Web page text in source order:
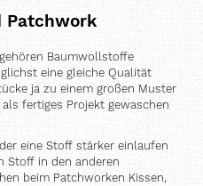
Patchwork
Baumwollstoffe
eine gleiche Qualität
ja zu einem großen Muster
fertiges Projekt gewaschen
eine Stoff stärker einlaufen
Stoff in den anderen
beim Patchworken Kissen,